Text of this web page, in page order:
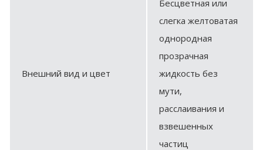
Внешний вид и цвет
Бесцветная или
слегка желтоватая
однородная
прозрачная
жидкость без
мути,
расслаивания и
взвешенных
частиц